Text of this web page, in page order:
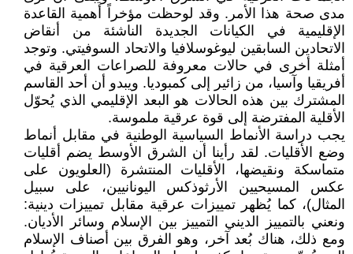
مدى صحة هذا الأمر. وقد لوحظت مؤخراً أهمية القاعدة
الإقليمية في الكيانات الجديدة الناشئة من أنقاض
الاتحادين السابقين ليوغوسلافيا والاتحاد السوفيتي. وتوجد
أمثلة أخرى في حالات معروفة للصراعات العرقية في
أفريقيا وآسيا، من زائير إلى كمبوديا. ويبدو أن أحد القاسم
المشترك بين هذه الحالات هو البعد الإقليمي الذي يُحوّل
الأقلية المفترضة إلى قوة عرقية ملموسة.
يجب دراسة الأنماط السياسية الوطنية في مقابل أنماط
وضع الأقليات. لقد رأينا أن الشرق الأوسط يضم أقليات
متماسكة ونقيضها، الأقليات المنتشرة (العلويون على
عكس المسيحيين الأرثوذكس اليونانيين، على سبيل
المثال)، كما يُظهر تمييزات عرقية مقابل تمييزات دينية:
ونعني بالتمييز الديني التمييز بين الإسلام وسائر الأديان.
ومع ذلك، هناك بُعد آخر، وهو الفرق بين أصناف الإسلام